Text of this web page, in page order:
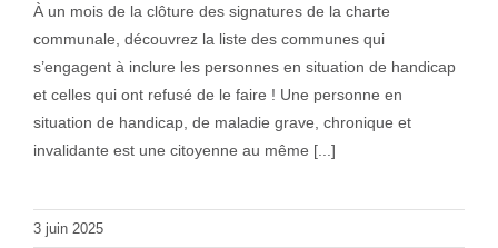
À un mois de la clôture des signatures de la charte
communale, découvrez la liste des communes qui
s’engagent à inclure les personnes en situation de handicap
et celles qui ont refusé de le faire ! Une personne en
situation de handicap, de maladie grave, chronique et
invalidante est une citoyenne au même [...]
3 juin 2025